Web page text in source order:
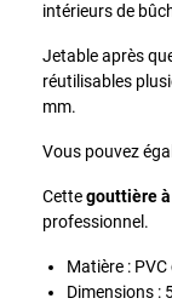
intérieurs de
Jetable après
réutilisables
mm.
Vous pouvez
Cettegouttière
professionnel.
Matière : PVC
Dimensions :